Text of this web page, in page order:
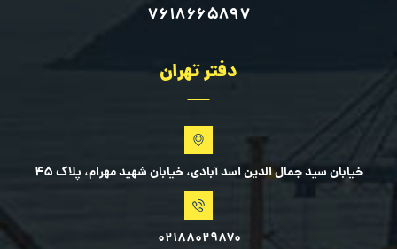
۷۶۱۸۶۶۵۸۹۷
دفتر تهران
خیابان سید جمال الدین اسد آبادی، خیابان شهید مهرام، پلاک ۴۵
۰۲۱۸۸۰۲۹۸۷۰